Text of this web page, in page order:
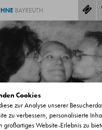
BAYREUTH
Cookies
zur Analyse unserer
zu verbessern, personalisierte
großartiges Website-Erlebnis zu